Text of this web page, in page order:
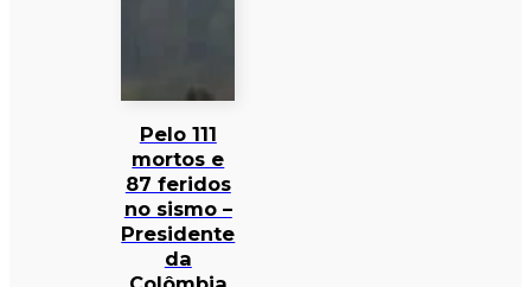
Pelo 111
mortos e
87 feridos
no sismo –
Presidente
da